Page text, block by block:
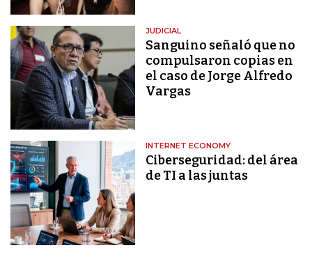
JUDICIAL
Sanguino señaló que no
compulsaron copias en
el caso de Jorge Alfredo
Vargas
INTERNET ECONOMY
Ciberseguridad: del área
de TI a las juntas